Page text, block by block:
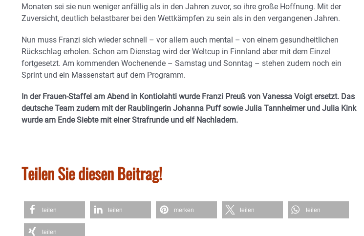
Monaten sei sie nun weniger anfällig als in den Jahren zuvor, so ihre große Hoffnung. Mit der
Zuversicht, deutlich belastbarer bei den Wettkämpfen zu sein als in den vergangenen Jahren.
Nun muss Franzi sich wieder schnell – vor allem auch mental – von einem gesundheitlichen
Rückschlag erholen. Schon am Dienstag wird der Weltcup in Finnland aber mit dem Einzel
fortgesetzt. Am kommenden Wochenende – Samstag und Sonntag – stehen zudem noch ein
Sprint und ein Massenstart auf dem Programm.
In der Frauen-Staffel am Abend in Kontiolahti wurde Franzi Preuß von Vanessa Voigt ersetzt. Das
deutsche Team zudem mit der Raublingerin Johanna Puff sowie Julia Tannheimer und Julia Kink
wurde am Ende Siebte mit einer Strafrunde und elf Nachladern.
Teilen Sie diesen Beitrag!
teilen teilen merken teilen teilen
teilen